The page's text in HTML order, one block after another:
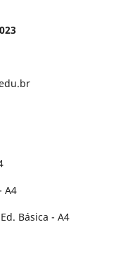
A4
Básica - A4